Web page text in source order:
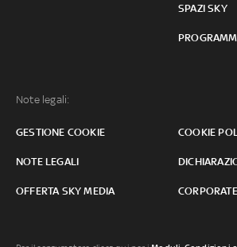
SPAZI SKY
Note legali:
GESTIONE COOKIE COOKIE
NOTE LEGALI
OFFERTA SKY MEDIA CORPORATE